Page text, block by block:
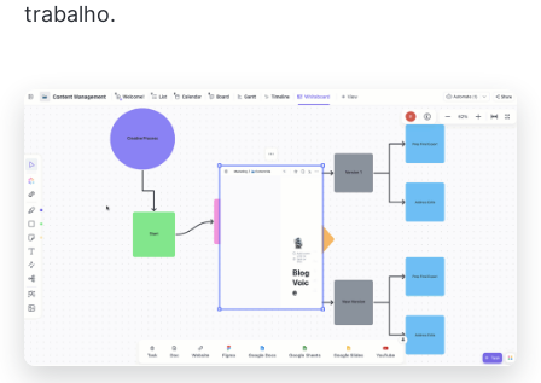
trabalho.